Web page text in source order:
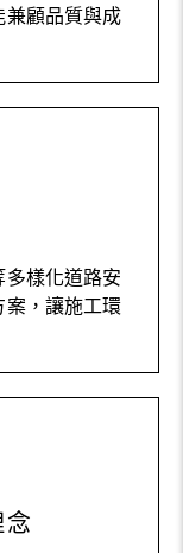
顧品質與成
樣化道路安
，讓施工環